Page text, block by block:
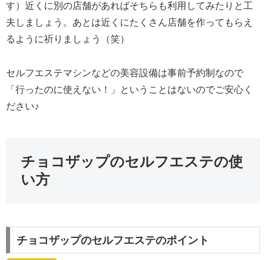
す）近くに別の店舗があればそちらも利用してみたりと工
夫しましょう。あとは近くにたくさん店舗を作ってもらえ
るように祈りましょう（笑）
セルフエステマシンなどの美容設備は事前予約制なので
「行ったのに使えない！」ということはないのでご安心く
ださい♪
チョコザップのセルフエステの使
い方
チョコザップのセルフエステのポイント